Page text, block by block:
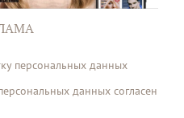
персональных данных
данных согласен